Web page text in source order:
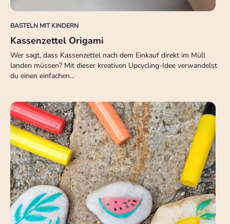
BASTELN MIT KINDERN
Kassenzettel Origami
Wer sagt, dass Kassenzettel nach dem Einkauf direkt im Müll
landen müssen? Mit dieser kreativen Upcycling-Idee verwandelst
du einen einfachen…